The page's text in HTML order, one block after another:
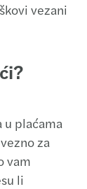
vezani
plaćama
za
vam
li